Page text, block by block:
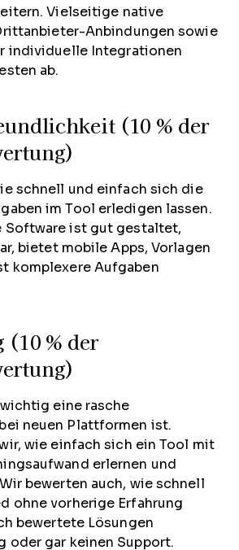
Vielseitige native
Anbindungen sowie
individuelle Integrationen
ab.
(10 % der
schnell und einfach sich die
im Tool erledigen lassen.
Software ist gut gestaltet,
bietet mobile Apps, Vorlagen
komplexere Aufgaben
% der
eine rasche
neuen Plattformen ist.
wie einfach sich ein Tool mit
erlernen und
bewerten auch, wie schnell
ohne vorherige Erfahrung
bewertete Lösungen
oder gar keinen Support.